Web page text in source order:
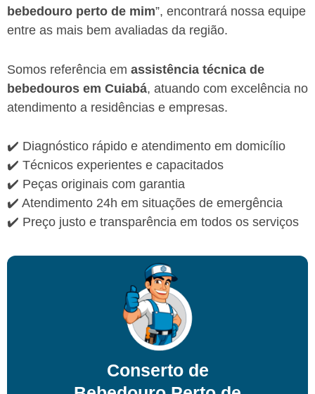
bebedouro perto de mim”, encontrará nossa equipe
entre as mais bem avaliadas da região.
Somos referência em assistência técnica de
bebedouros em Cuiabá, atuando com excelência no
atendimento a residências e empresas.
✔️ Diagnóstico rápido e atendimento em domicílio
✔️ Técnicos experientes e capacitados
✔️ Peças originais com garantia
✔️ Atendimento 24h em situações de emergência
✔️ Preço justo e transparência em todos os serviços
Conserto de